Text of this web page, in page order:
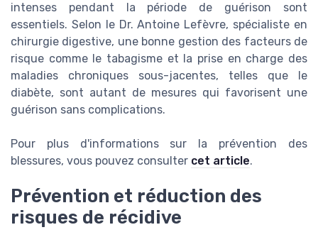
intenses pendant la période de guérison sont
essentiels. Selon le Dr. Antoine Lefèvre, spécialiste en
chirurgie digestive, une bonne gestion des facteurs de
risque comme le tabagisme et la prise en charge des
maladies chroniques sous-jacentes, telles que le
diabète, sont autant de mesures qui favorisent une
guérison sans complications.
Pour plus d'informations sur la prévention des
blessures, vous pouvez consulter cet article.
Prévention et réduction des
risques de récidive